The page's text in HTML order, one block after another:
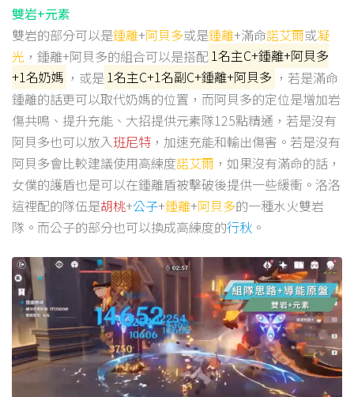
雙岩+元素
雙岩的部分可以是鍾離+阿貝多或是鍾離+滿命諾艾爾或凝
光 ，鍾離+阿貝多的組合可以是搭配1名主C+鍾離+阿貝多
+1名奶媽 ，或是1名主C+1名副C+鍾離+阿貝多 ，若是滿命
鍾離的話更可以取代奶媽的位置，而阿貝多的定位是增加岩
傷共鳴、提升充能、大招提供元素隊125點精通，若是沒有
阿貝多也可以放入班尼特 ，加速充能和輸出傷害。若是沒有
阿貝多會比較建議使用高練度諾艾爾 ，如果沒有滿命的話，
女僕的護盾也是可以在鍾離盾被擊破後提供一些緩衝。洛洛
這裡配的隊伍是胡桃+公子+鍾離+阿貝多的一種水火雙岩
隊。而公子的部分也可以換成高練度的行秋 。